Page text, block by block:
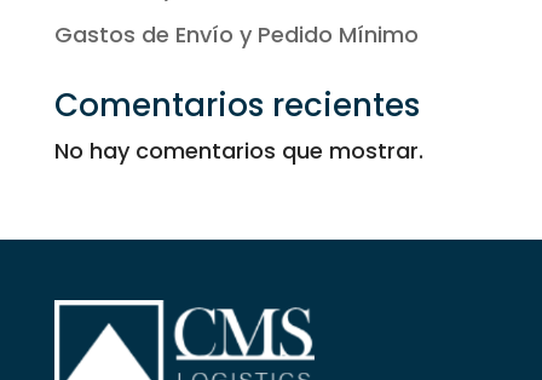
Gastos de Envío y Pedido Mínimo
Comentarios recientes
No hay comentarios que mostrar.